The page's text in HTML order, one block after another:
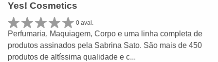
Yes! Cosmetics
0 aval.
Perfumaria, Maquiagem, Corpo e uma linha completa de
produtos assinados pela Sabrina Sato. São mais de 450
produtos de altíssima qualidade e c...